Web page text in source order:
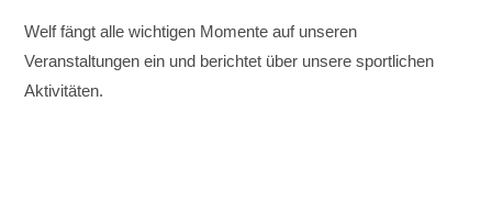
Welf fängt alle wichtigen Momente auf unseren
Veranstaltungen ein und berichtet über unsere sportlichen
Aktivitäten.